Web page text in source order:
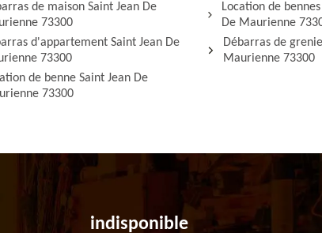
de maison Saint Jean De
73300
d'appartement Saint Jean De
73300
de benne Saint Jean De
73300
Location de
De Maurienne
Débarras de
Maurienne 73300
indisponible